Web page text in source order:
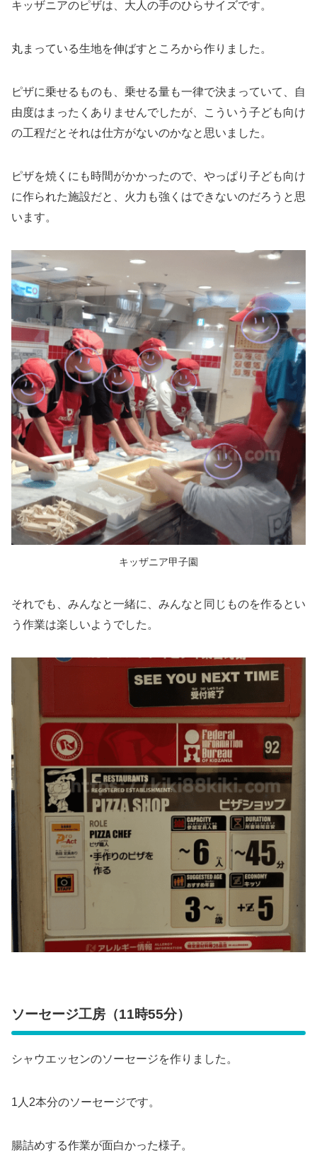
キッザニアのピザは、大人の手のひらサイズです。
丸まっている生地を伸ばすところから作りました。
ピザに乗せるものも、乗せる量も一律で決まっていて、自
由度はまったくありませんでしたが、こういう子ども向け
の工程だとそれは仕方がないのかなと思いました。
ピザを焼くにも時間がかかったので、やっぱり子ども向け
に作られた施設だと、火力も強くはできないのだろうと思
います。
キッザニア甲子園
それでも、みんなと一緒に、みんなと同じものを作るとい
う作業は楽しいようでした。
ソーセージ工房（11時55分）
シャウエッセンのソーセージを作りました。
1人2本分のソーセージです。
腸詰めする作業が面白かった様子。